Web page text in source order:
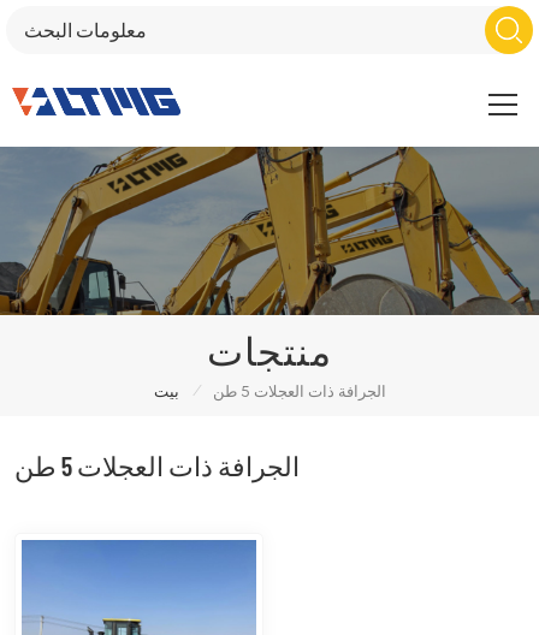
منتجات
بيت / الجرافة ذات العجلات 5 طن
الجرافة ذات العجلات 5 طن